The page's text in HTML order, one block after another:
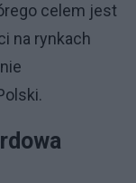
celem jest
na rynkach